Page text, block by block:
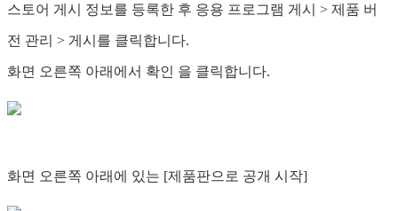
스토어 게시 정보를 등록한 후 응용 프로그램 게시 > 제품 버
전 관리 > 게시를 클릭합니다.
화면 오른쪽 아래에서 확인 을 클릭합니다.
화면 오른쪽 아래에 있는 [제품판으로 공개 시작]